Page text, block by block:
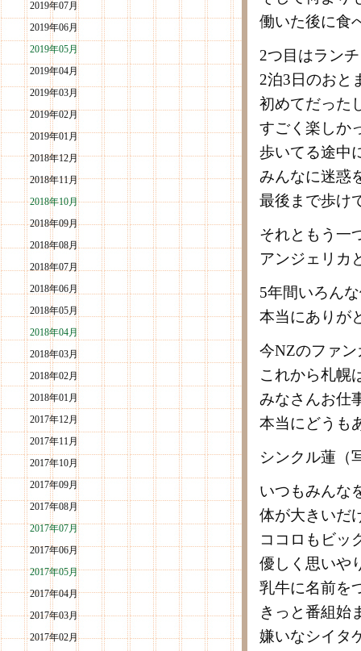
2019年07月
2019年06月
2019年05月
2019年04月
2019年03月
2019年02月
2019年01月
2018年12月
2018年11月
2018年10月
2018年09月
2018年08月
2018年07月
2018年06月
2018年05月
2018年04月
2018年03月
2018年02月
2018年01月
2017年12月
2017年11月
2017年10月
2017年09月
2017年08月
2017年07月
2017年06月
2017年05月
2017年04月
2017年03月
2017年02月
働いた後に食
2つ目はラン
2泊3日のおと
初めてだった
すごく楽しか
歩いてる途中
みんなに迷惑
最後まで歩け
それともう一
アンジェリカ
5年間いろん
本当にありが
今NZのファ
これから札幌
みなさんお仕
本当にどうも
シンクル蓮（
いつもみんな
体が大きいだ
ココロもビッ
優しく思いや
乳牛に名前を
きっと番組始
嫌いなシイタ